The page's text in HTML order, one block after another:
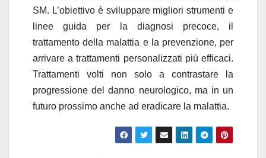
SM. L’obiettivo è sviluppare migliori strumenti e
linee guida per la diagnosi precoce, il
trattamento della malattia e la prevenzione, per
arrivare a trattamenti personalizzati più efficaci.
Trattamenti volti non solo a contrastare la
progressione del danno neurologico, ma in un
futuro prossimo anche ad eradicare la malattia.